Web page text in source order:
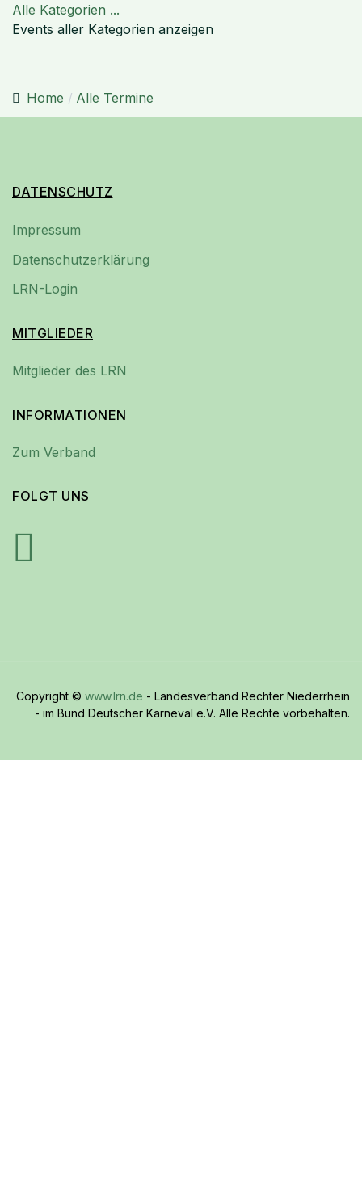
Alle Kategorien ...
Events aller Kategorien anzeigen
Home Alle Termine
DATENSCHUTZ
Impressum
Datenschutzerklärung
LRN-Login
MITGLIEDER
Mitglieder des LRN
INFORMATIONEN
Zum Verband
FOLGT UNS
Copyright © www.lrn.de - Landesverband Rechter Niederrhein
- im Bund Deutscher Karneval e.V. Alle Rechte vorbehalten.